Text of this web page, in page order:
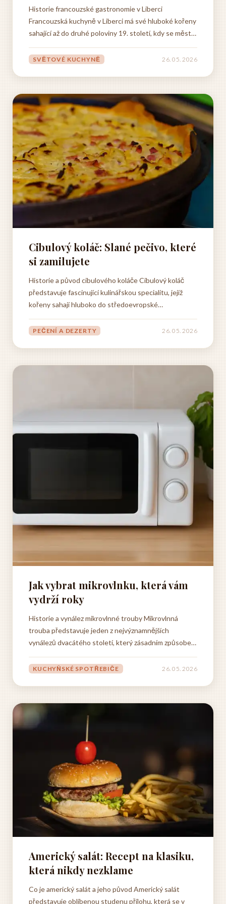
Historie francouzské gastronomie v Liberci
Francouzská kuchyně v Liberci má své hluboké kořeny
sahající až do druhé poloviny 19. století, kdy se město
stalo významným průmyslovým centrem a začalo
přitahovat bohatší vrstvu obyvatelstva, která
SVĚTOVÉ KUCHYNĚ 26. 05. 2026
Cibulový koláč: Slané pečivo, které
si zamilujete
Historie a původ cibulového koláče Cibulový koláč
představuje fascinující kulinářskou specialitu, jejíž
kořeny sahají hluboko do středoevropské
různými názvy včetně koláče s cibulí, se vyvinul v
PEČENÍ A DEZERTY 26. 05. 2026
Jak vybrat mikrovlnku, která vám
vydrží roky
Historie a vynález mikrovlnné trouby Mikrovlnná
trouba představuje jeden z nejvýznamnějších
vynálezů dvacátého století, který zásadním způsobem
světě. Tento kuchyňský spotřebič se stal
KUCHYŇSKÉ SPOTŘEBIČE 26. 05. 2026
Americký salát: Recept na klasiku,
která nikdy nezklame
Co je americký salát a jeho původ Americký salát
představuje oblíbenou studenu přílohu, která se v